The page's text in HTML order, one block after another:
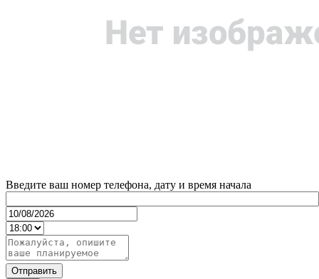
Введите ваш номер телефона, дату и время начала
Отправить